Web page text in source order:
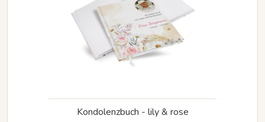
Kondolenzbuch - lily & rose